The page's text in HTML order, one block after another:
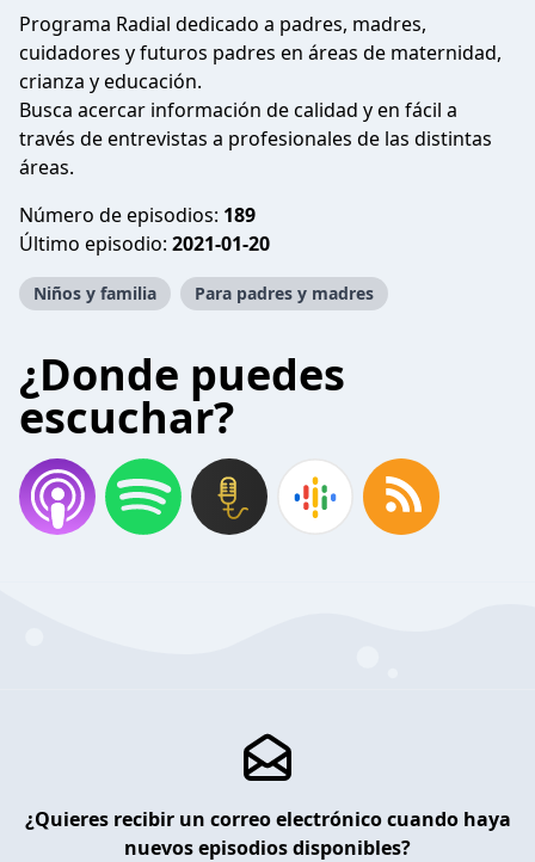
Programa Radial dedicado a padres, madres,
cuidadores y futuros padres en áreas de maternidad,
crianza y educación.
Busca acercar información de calidad y en fácil a
través de entrevistas a profesionales de las distintas
áreas.
Número de episodios: 189
Último episodio: 2021-01-20
Niños y familia Para padres y madres
¿Donde puedes
escuchar?
¿Quieres recibir un correo electrónico cuando haya
nuevos episodios disponibles?